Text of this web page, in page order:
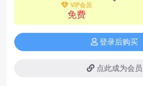
VIP会员
免费
登录后购买
点此成为会员